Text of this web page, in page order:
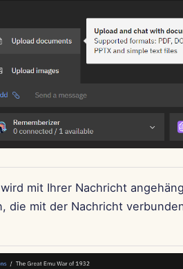
mit Ihrer Nachricht
die mit der Nachricht